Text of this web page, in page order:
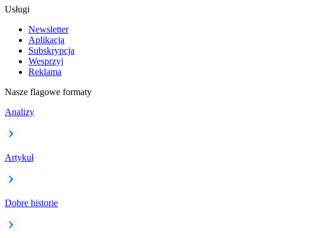
Usługi
Newsletter
Aplikacja
Subskrypcja
Wesprzyj
Reklama
Nasze flagowe formaty
Analizy
Artykuł
Dobre historie